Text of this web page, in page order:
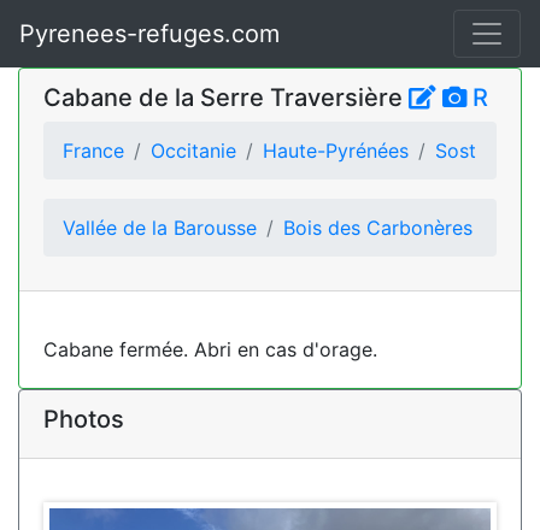
Pyrenees-refuges.com
Cabane de la Serre Traversière R
France Occitanie Haute-Pyrénées Sost
Vallée de la Barousse Bois des Carbonères
Cabane fermée. Abri en cas d'orage.
Photos